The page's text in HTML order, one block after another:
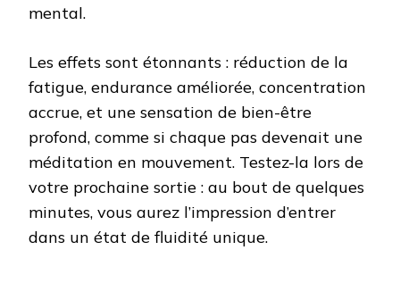
mental.
Les effets sont étonnants : réduction de la
fatigue, endurance améliorée, concentration
accrue, et une sensation de bien-être
profond, comme si chaque pas devenait une
méditation en mouvement. Testez-la lors de
votre prochaine sortie : au bout de quelques
minutes, vous aurez l’impression d’entrer
dans un état de fluidité unique.